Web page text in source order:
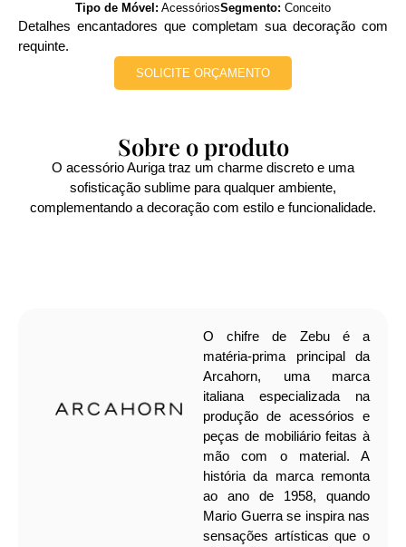
Tipo de Móvel: AcessóriosSegmento: Conceito
Detalhes encantadores que completam sua decoração com
requinte.
SOLICITE ORÇAMENTO
Sobre o produto
O acessório Auriga traz um charme discreto e uma
sofisticação sublime para qualquer ambiente,
complementando a decoração com estilo e funcionalidade.
O chifre de Zebu é a
matéria-prima principal da
Arcahorn, uma marca
italiana especializada na
produção de acessórios e
peças de mobiliário feitas à
mão com o material. A
história da marca remonta
ao ano de 1958, quando
Mario Guerra se inspira nas
sensações artísticas que o